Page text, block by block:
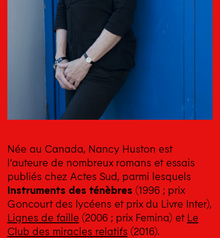
Née au Canada, Nancy Huston est
l’auteure de nombreux romans et essais
publiés chez Actes Sud, parmi lesquels
Instruments des ténèbres (1996 ; prix
Goncourt des lycéens et prix du Livre Inter),
Lignes de faille (2006 ; prix Femina) et Le
Club des miracles relatifs (2016).